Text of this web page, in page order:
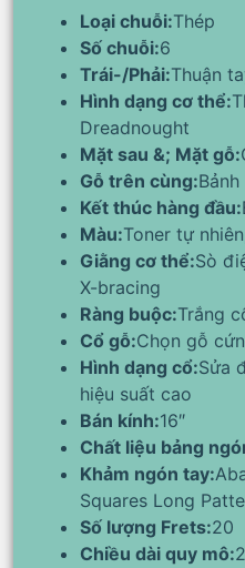
Loại chuỗi:Thép
Số chuỗi:6
Trái-/Phải:Thuận
Hình dạng cơ thể:
Dreadnought
Mặt sau &; Mặt gỗ:
Gỗ trên cùng:
Kết thúc hàng đầu:
Màu:Toner tự
Giằng cơ thể:Sò
X-bracing
Ràng buộc:Trắng
Cổ gỗ:Chọn gỗ
Hình dạng cổ:Sửa
hiệu suất cao
Bán kính:16″
Chất liệu bảng
Khảm ngón tay:
Squares Long
Số lượng Frets:20
Chiều dài quy mô: